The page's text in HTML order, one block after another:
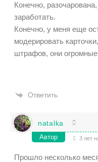
Конечно,
заработать.
Конечно, у меня еще
модерировать
штрафов, они
Ответить
natalka
Автор 3 лет
Прошло несколько